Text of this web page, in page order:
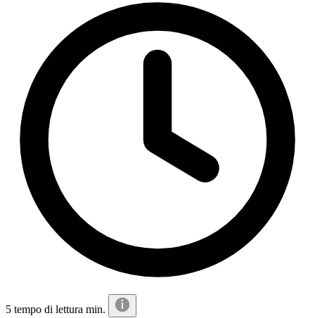
5 tempo di lettura min.